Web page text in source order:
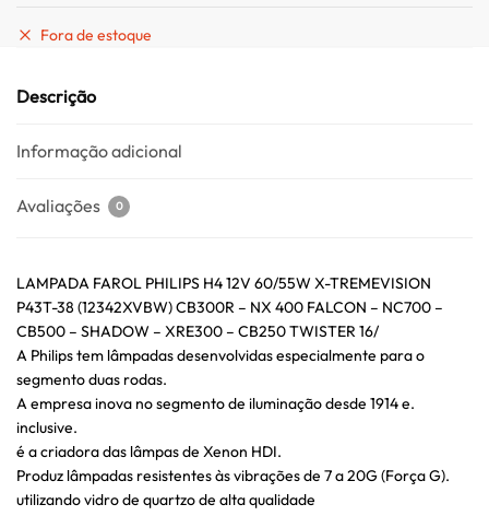
Fora de estoque
Descrição
Informação adicional
Avaliações 0
LAMPADA FAROL PHILIPS H4 12V 60/55W X-TREMEVISION
P43T-38 (12342XVBW) CB300R – NX 400 FALCON – NC700 –
CB500 – SHADOW – XRE300 – CB250 TWISTER 16/
A Philips tem lâmpadas desenvolvidas especialmente para o
segmento duas rodas.
A empresa inova no segmento de iluminação desde 1914 e.
inclusive.
é a criadora das lâmpas de Xenon HDI.
Produz lâmpadas resistentes às vibrações de 7 a 20G (Força G).
utilizando vidro de quartzo de alta qualidade